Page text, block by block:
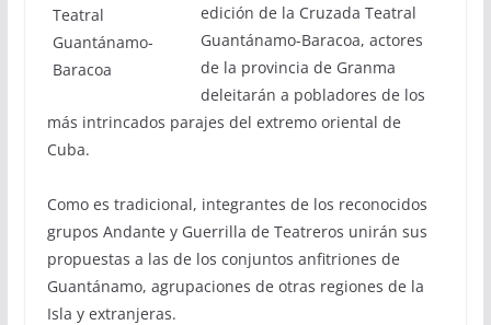
edición de la Cruzada Teatral
Guantánamo-Baracoa, actores
de la provincia de Granma
deleitarán a pobladores de los
más intrincados parajes del extremo oriental de
Cuba.
Como es tradicional, integrantes de los reconocidos
grupos Andante y Guerrilla de Teatreros unirán sus
propuestas a las de los conjuntos anfitriones de
Guantánamo, agrupaciones de otras regiones de la
Isla y extranjeras.